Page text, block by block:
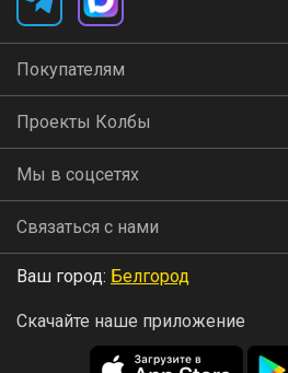
Покупателям
Проекты Колбы
Мы в соцсетях
Связаться с нами
Ваш город: Белгород
Скачайте наше приложение